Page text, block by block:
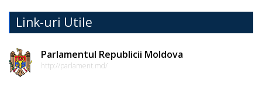
Link-uri Utile
Parlamentul Republicii Moldova
http://parlament.md/